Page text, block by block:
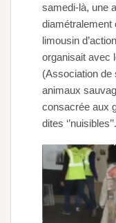
samedi-là, une
diamétralement
limousin
organisait avec
(Association de
animaux
consacrée aux
dites